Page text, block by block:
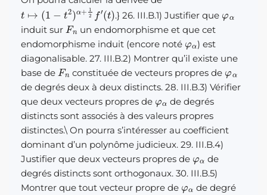
1 −t +12f ( )
.} 26. III.B.1) Justifier que
induit sur
Fn
un endomorphisme et que cet
endomorphisme induit (encore noté
φα
) est
diagonalisable. 27. III.B.2) Montrer qu’il existe une
base de
Fn
constituée de vecteurs propres de
φα
de degrés deux à deux distincts. 28. III.B.3) Vérifier
que deux vecteurs propres de
φα
de degrés
distincts sont associés à des valeurs propres
distinctes.\ On pourra s’intéresser au coefficient
dominant d’un polynôme judicieux. 29. III.B.4)
Justifier que deux vecteurs propres de
φα
de
degrés distincts sont orthogonaux. 30. III.B.5)
Montrer que tout vecteur propre de
φ α
de degré